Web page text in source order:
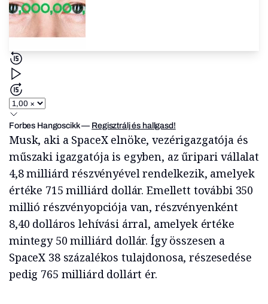
Forbes Hangoscikk— Regisztrálj és hallgasd!
Musk, aki a SpaceX elnöke, vezérigazgatója és
műszaki igazgatója is egyben, az űripari vállalat
4,8 milliárd részvényével rendelkezik, amelyek
értéke 715 milliárd dollár. Emellett további 350
millió részvényopciója van, részvényenként
8,40 dolláros lehívási árral, amelyek értéke
mintegy 50 milliárd dollár. Így összesen a
SpaceX 38 százalékos tulajdonosa, részesedése
pedig 765 milliárd dollárt ér.